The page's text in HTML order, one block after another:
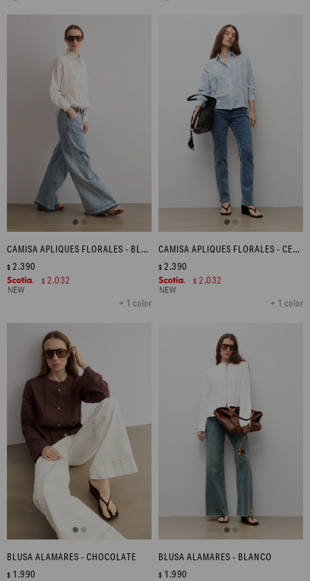
CAMISA APLIQUES FLORALES - BLANCO
+ 1 color
$ 2.390
$ 2.032
CAMISA APLIQUES FLORALES - CELESTE
+ 1 color
$ 2.390
$ 2.032
BLUSA ALAMARES - CHOCOLATE
$ 1.990
BLUSA ALAMARES - BLANCO
$ 1.990